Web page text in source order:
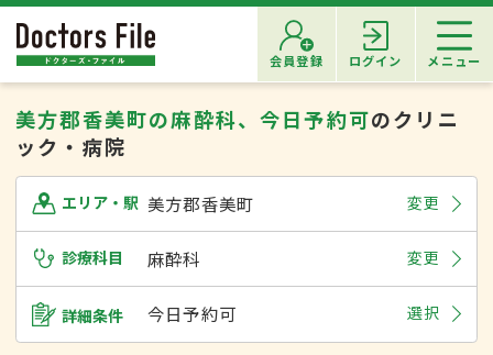
会員登録 ログイン メニュー
美方郡香美町の麻酔科、今日予約可のクリニ
ック・病院
エリア・駅 美方郡香美町 変更
診療科目 麻酔科 変更
詳細条件 今日予約可 選択